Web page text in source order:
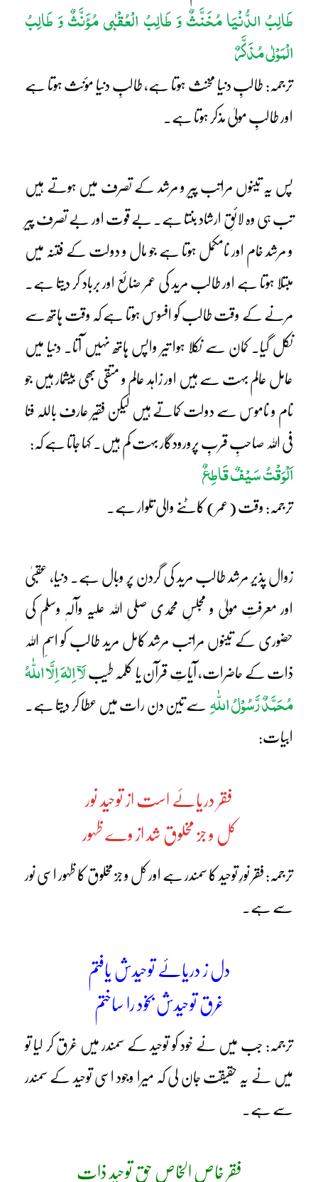
طَالِبُ الدُّنْیَا مُخَنَّثٌ وَ طَالِبُ الْعُقْبٰی مُؤَنَّثٌ وَ طَالِبُ
الْمَوْلٰی مُذَکَّرٌ
ترجمہ: طالبِ دنیا مخنث ہوتا ہے، طالبِ دنیا مؤنث ہوتا ہے
اور طالبِ مولیٰ مذکر ہوتا ہے۔
پس یہ تینوں مراتب پیر و مرشد کے تصرف میں ہوتے ہیں
تب ہی وہ لائقِ ارشاد بنتا ہے۔ بے قوت اور بے تصرف پیر
و مرشد خام اور نامکمل ہوتا ہے جو مال و دولت کے فتنہ میں
مبتلا ہوتا ہے اور طالب مرید کی عمر ضائع اور برباد کر دیتا ہے۔
مرنے کے وقت طالب کو افسوس ہوتا ہے کہ وقت ہاتھ سے
نکل گیا۔ کمان سے نکلا ہوا تیر واپس ہاتھ نہیں آتا۔ دنیا میں
عامل عالم بہت سے ہیں اور زاہد عالم و متقی بھی بیشمار ہیں جو
نام و ناموس سے دولت کماتے ہیں لیکن فقیر عارف باللہ فنا
فی اللہ صاحبِ قربِ پرورودگار بہت کم ہیں۔ کہا جاتا ہے کہ:
اَلْوَقْتُ سَیْفٌ قَاطِعٌ
ترجمہ: وقت (عمر) کاٹنے والی تلوار ہے۔
زوال پذیر مرشد طالب مرید کی گردن پر وبال ہے۔ دنیا، عقبیٰ
اور معرفتِ مولیٰ و مجلسِ محمدی صلی اللہ علیہ وآلہٖ وسلم کی
حضوری کے تینوں مراتب مرشد کامل مرید طالب کو اسمِ اللہ
ذات کے حاضرات، آیاتِ قرآن یا کلمہ طیبلَآ اِلٰہَ اِلَّا اللّٰہُ
مُحَمَّدٌ رَّسُوْلُ اللّٰہِ
سے تین دن رات میں عطا کر دیتا ہے۔
ابیات:
فقر دریائے است از توحید نور
کل و جز مخلوق شد از وے ظہور
ترجمہ: فقر نورِ توحید کا سمندر ہے اور کل و جز مخلوق کا ظہور اسی نور
سے ہے۔
دل ز دریائے توحیدش یافتم
غرق توحیدش بخود را ساختم
ترجمہ: جب میں نے خود کو توحید کے سمندر میں غرق کر لیا تو
میں نے یہ حقیقت جان لی کہ میرا وجود اسی توحید کے سمندر
سے ہے۔
فقر خاص الخاص حق توحید ذات